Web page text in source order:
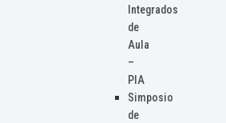
Integrados
de
Aula
–
PIA
Simposio
de